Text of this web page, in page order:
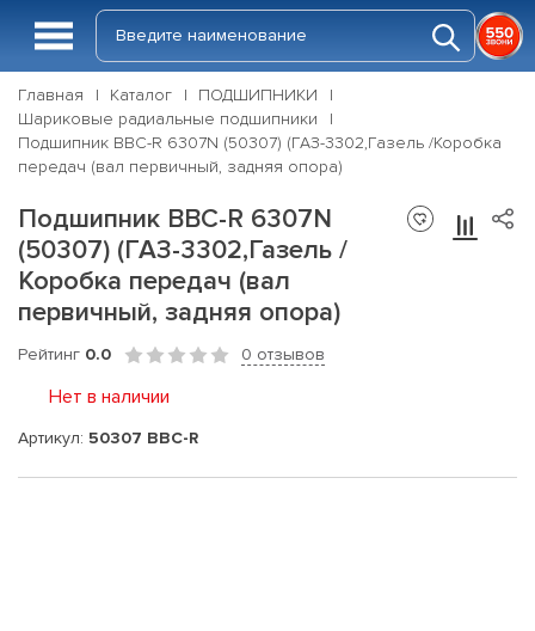
Главная Каталог
ПОДШИПНИКИ
Шариковые радиальные подшипники
Подшипник BBC-R 6307N (50307) (ГАЗ-3302,Газель /Коробка
передач (вал первичный, задняя опора)
Подшипник BBC-R 6307N
(50307) (ГАЗ-3302,Газель /
Коробка передач (вал
первичный, задняя опора)
Рейтинг 0.0 0 отзывов
Нет в наличии
Артикул: 50307 BBC-R